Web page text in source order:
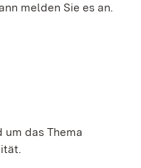
melden Sie es an.
um das Thema